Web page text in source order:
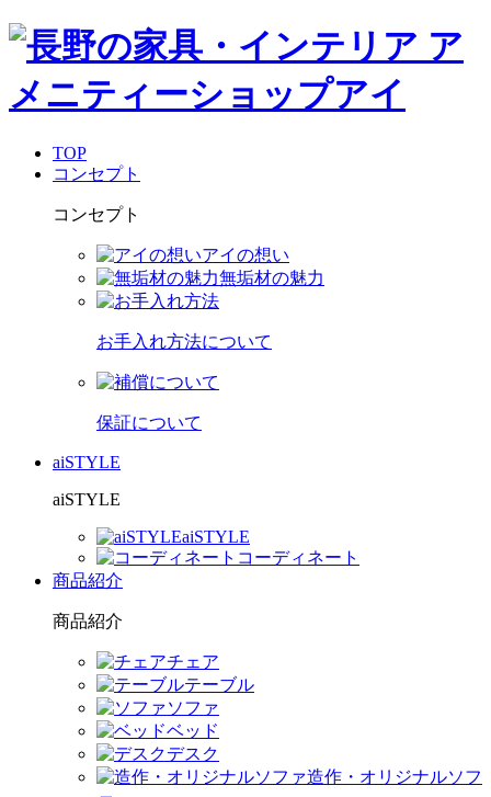
TOP
コンセプト
コンセプト
アイの想い
無垢材の魅力
お手入れ方法について
保証について
aiSTYLE
aiSTYLE
aiSTYLE
コーディネート
商品紹介
商品紹介
チェア
テーブル
ソファ
ベッド
デスク
造作・オリジナルソフ